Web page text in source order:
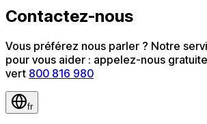
Contactez-nous
Vous préférez nous parler ? Notre
pour vous aider : appelez-nous
vert 800 816 980
fr